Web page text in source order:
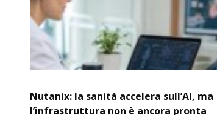
Nutanix: la sanità accelera sull’AI, ma
l’infrastruttura non è ancora pronta